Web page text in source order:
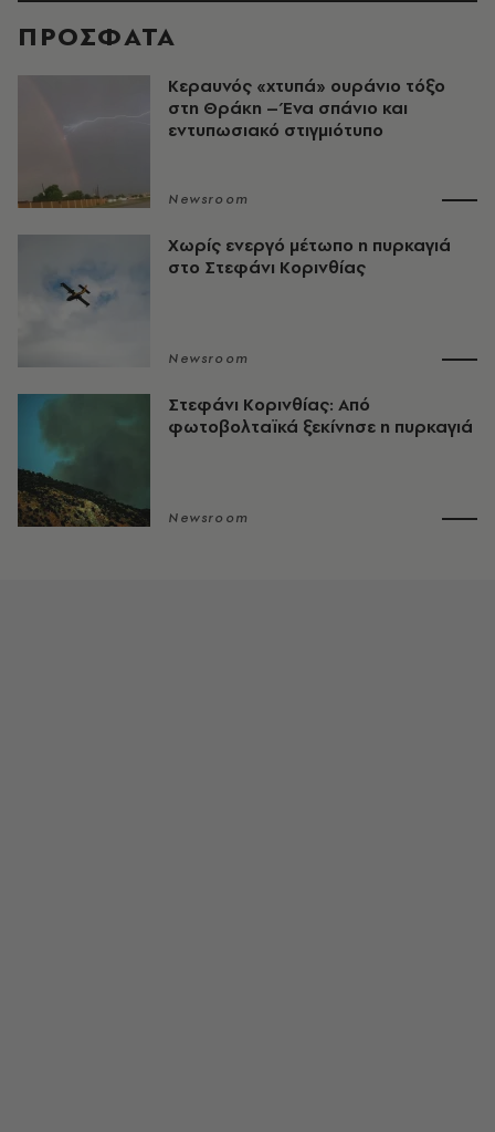
ΠΡΟΣΦΑΤΑ
Κεραυνός «χτυπά» ουράνιο τόξο
στη Θράκη – Ένα σπάνιο και
εντυπωσιακό στιγμιότυπο
Newsroom
Χωρίς ενεργό μέτωπο η πυρκαγιά
στο Στεφάνι Κορινθίας
Newsroom
Στεφάνι Κορινθίας: Από
φωτοβολταϊκά ξεκίνησε η πυρκαγιά
Newsroom